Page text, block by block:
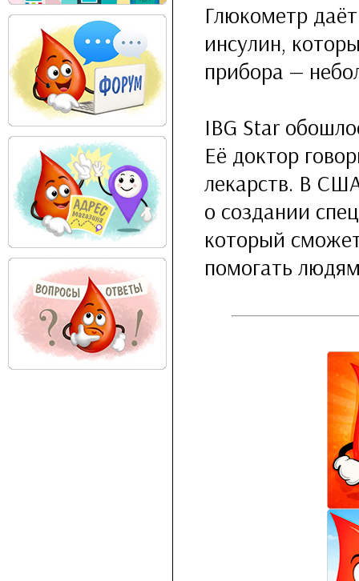
Глюкометр
инсулин,
прибора —
IBG Star
Её доктор
лекарств. В
о создании
который
помогать